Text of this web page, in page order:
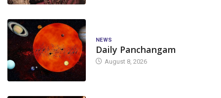
NEWS
Daily Panchangam
August 8, 2026